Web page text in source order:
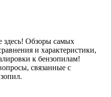
здесь! Обзоры самых
и характеристики,
к бензопилам!
связанные с